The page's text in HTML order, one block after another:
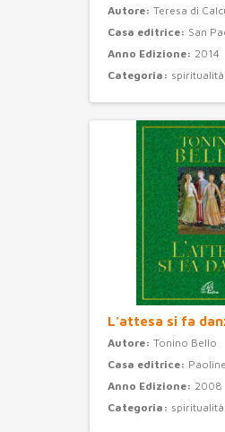
Autore: Teresa di
Casa editrice: San
Anno Edizione: 2014
Categoria: spiritualità
L'attesa si fa
Autore: Tonino Bello
Casa editrice:
Anno Edizione: 2008
Categoria: spiritualità